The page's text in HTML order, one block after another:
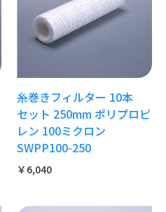
糸巻きフィルター 10本
セット 250mm ポリプロピ
レン 100ミクロン
SWPP100-250
￥6,040